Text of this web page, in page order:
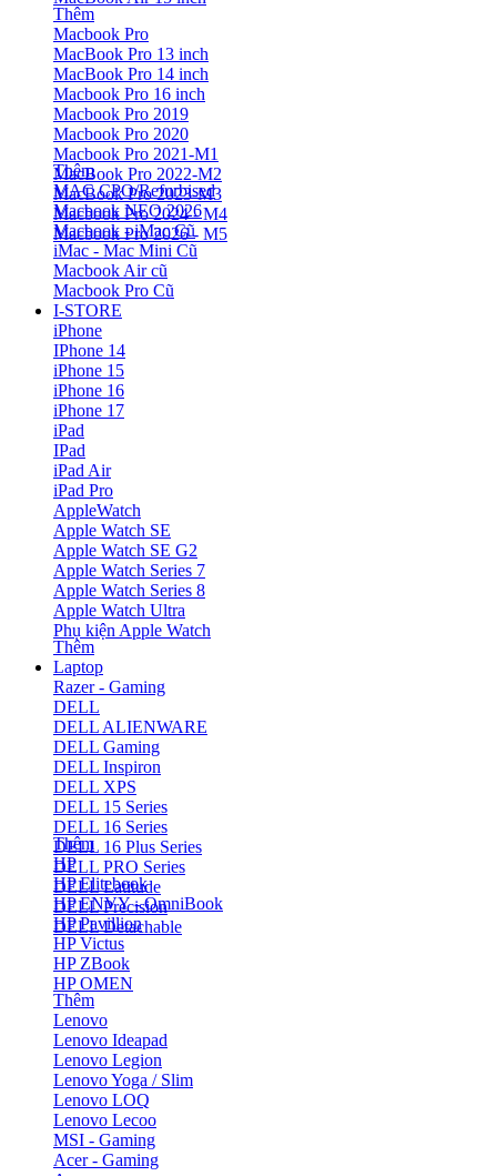
Thêm
Macbook Pro
MacBook Pro 13 inch
MacBook Pro 14 inch
Macbook Pro 16 inch
Macbook Pro 2019
Macbook Pro 2020
Macbook Pro 2021-M1
MacBook Pro 2022-M2
MacBook Pro 2023-M3
Macbook Pro 2024 - M4
Macbook Pro 2026 - M5
Thêm
MAC CPO/Refurbised
Macbook NEO 2026
Macbook - iMac Cũ
iMac - Mac Mini Cũ
Macbook Air cũ
Macbook Pro Cũ
I-STORE
iPhone
IPhone 14
iPhone 15
iPhone 16
iPhone 17
iPad
IPad
iPad Air
iPad Pro
AppleWatch
Apple Watch SE
Apple Watch SE G2
Apple Watch Series 7
Apple Watch Series 8
Apple Watch Ultra
Phụ kiện Apple Watch
Thêm
Laptop
Razer - Gaming
DELL
DELL ALIENWARE
DELL Gaming
DELL Inspiron
DELL XPS
DELL 15 Series
DELL 16 Series
DELL 16 Plus Series
DELL PRO Series
DELL Latitude
DELL Precision
DELL Detachable
Thêm
HP
HP Elitebook
HP ENVY - OmniBook
HP Pavillion
HP Victus
HP ZBook
HP OMEN
Thêm
Lenovo
Lenovo Ideapad
Lenovo Legion
Lenovo Yoga / Slim
Lenovo LOQ
Lenovo Lecoo
MSI - Gaming
Acer - Gaming